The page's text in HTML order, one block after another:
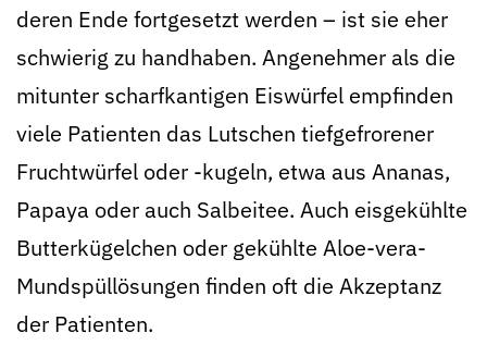
deren Ende fortgesetzt werden – ist sie eher
schwierig zu handhaben. Angenehmer als die
mitunter scharfkantigen Eiswürfel empfinden
viele Patienten das Lutschen tiefgefrorener
Fruchtwürfel oder -kugeln, etwa aus Ananas,
Papaya oder auch Salbeitee. Auch eisgekühlte
Butterkügelchen oder gekühlte Aloe-vera-
Mundspüllösungen finden oft die Akzeptanz
der Patienten.